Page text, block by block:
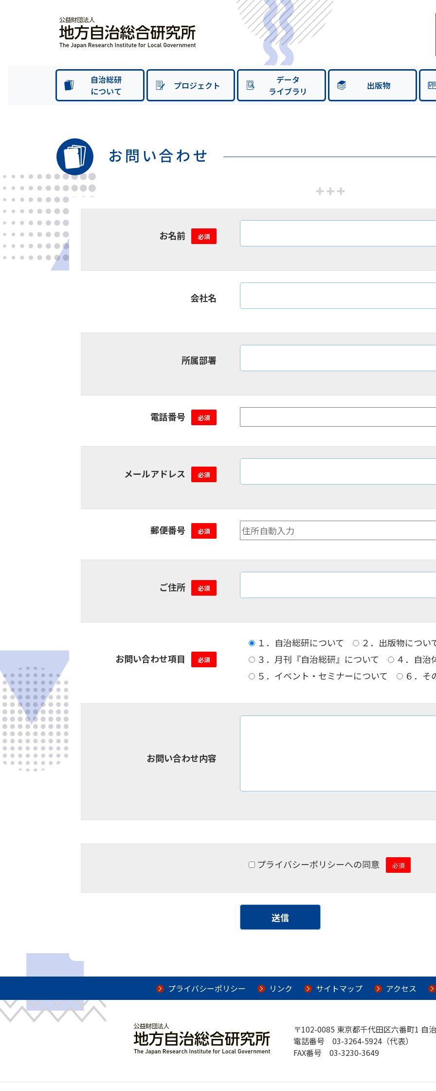
自治総研
について
プロジェクト
データ
ライブラリ
出版物
お問い合わせ
お名前 必須
会社名
所属部署
電話番号 必須
メールアドレス 必須
郵便番号 必須
ご住所 必須
お問い合わせ項目 必須
１．自治総研について
２．出版物につい
３．月刊『自治総研』について
４．自治
５．イベント・セミナーについて
６．そ
お問い合わせ内容
プライバシーポリシーへの同意 必須
プライバシーポリシー リンク サイトマップ アクセス
〒102-0085 東京都千代田区六番町1 自
電話番号 03-3264-5924（代表）
FAX番号 03-3230-3649